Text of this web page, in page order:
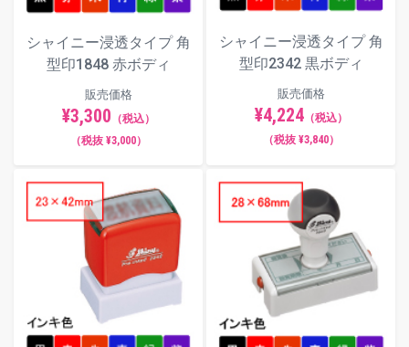
シャイニー浸透タイプ 角
型印1848 赤ボディ
販売価格
¥3,300 （税込）
（税抜 ¥3,000）
シャイニー浸透タイプ 角
型印2342 黒ボディ
販売価格
¥4,224（税込）
（税抜 ¥3,840）